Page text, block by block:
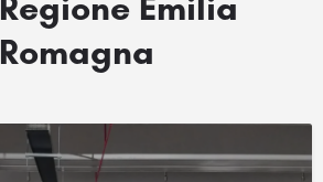
Romagna